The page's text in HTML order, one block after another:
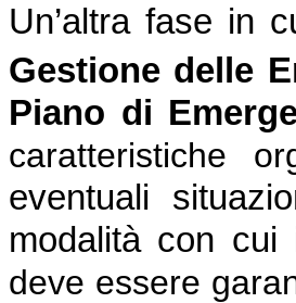
Un’altra fase in
Gestione delle
Piano di
caratteristiche
eventuali
modalità con cui
deve essere